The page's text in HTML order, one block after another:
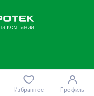
Избранное Профиль